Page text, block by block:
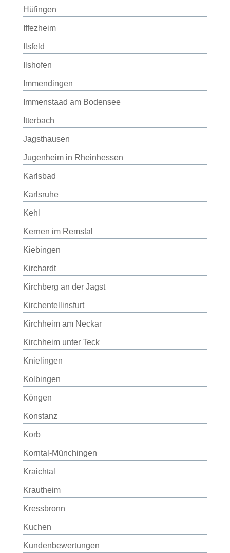
Hüfingen
Iffezheim
Ilsfeld
Ilshofen
Immendingen
Immenstaad am Bodensee
Itterbach
Jagsthausen
Jugenheim in Rheinhessen
Karlsbad
Karlsruhe
Kehl
Kernen im Remstal
Kiebingen
Kirchardt
Kirchberg an der Jagst
Kirchentellinsfurt
Kirchheim am Neckar
Kirchheim unter Teck
Knielingen
Kolbingen
Köngen
Konstanz
Korb
Korntal-Münchingen
Kraichtal
Krautheim
Kressbronn
Kuchen
Kundenbewertungen